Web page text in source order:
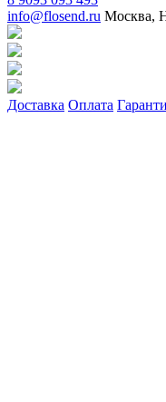
info@flosend.ru Москва,
Доставка Оплата